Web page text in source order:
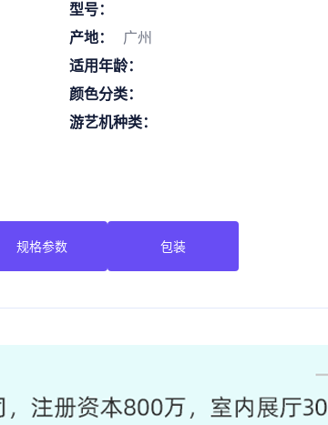
型号：
产地：
广州
适用年龄：
颜色分类：
游艺机种类：
规格参数 包装